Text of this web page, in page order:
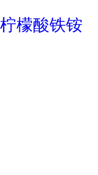
柠檬酸铁铵